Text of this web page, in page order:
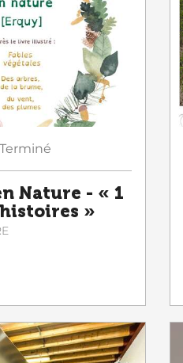
Terminé
Nature - « 1
»